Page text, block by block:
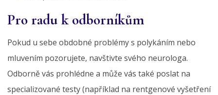
Pro radu k odborníkům
Pokud u sebe obdobné problémy s polykáním nebo
mluvením pozorujete, navštivte svého neurologa.
Odborně vás prohlédne a může vás také poslat na
specializované testy (například na rentgenové vyšetření